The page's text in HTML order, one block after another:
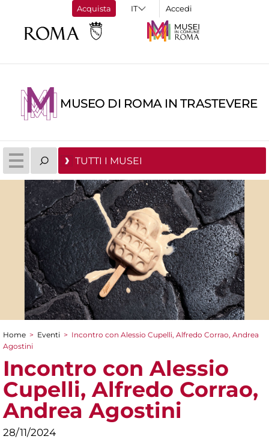
Acquista Accedi
MUSEO DI ROMA IN TRASTEVERE
TUTTI I MUSEI
Tu sei qui
Home > Eventi > Incontro con Alessio Cupelli, Alfredo Corrao, Andrea
Agostini
Incontro con Alessio
Cupelli, Alfredo Corrao,
Andrea Agostini
28/11/2024